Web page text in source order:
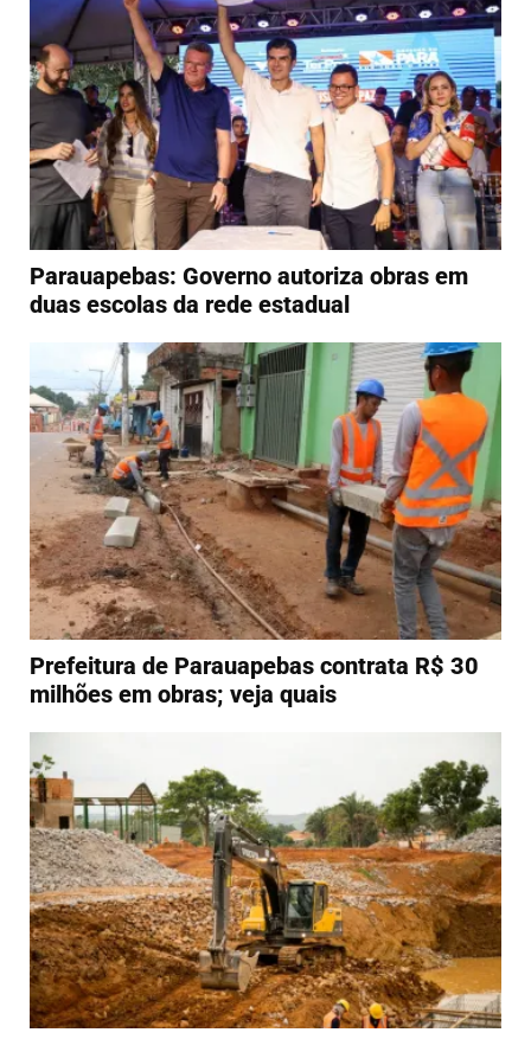
Parauapebas: Governo autoriza obras em
duas escolas da rede estadual
Prefeitura de Parauapebas contrata R$ 30
milhões em obras; veja quais